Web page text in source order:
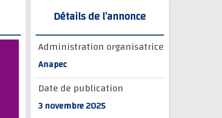
Détails de l’annonce
Administration organisatrice
Anapec
Date de publication
3 novembre 2025